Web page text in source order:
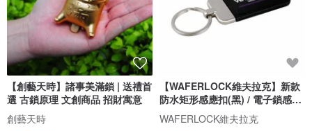
【創藝天時】諸事美滿鎖 | 送禮首
選 古鎖原理 文創商品 招財寓意
創藝天時
【WAFERLOCK維夫拉克】新款
防水矩形感應扣(黑) / 電子鎖感應
卡
WAFERLOCK維夫拉克